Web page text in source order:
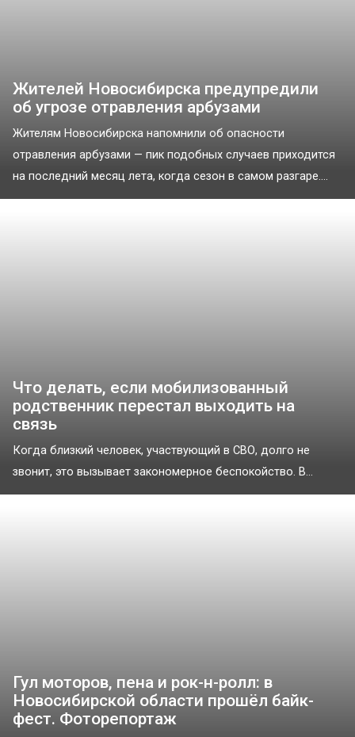
Жителей Новосибирска предупредили
об угрозе отравления арбузами
Жителям Новосибирска напомнили об опасности
отравления арбузами — пик подобных случаев приходится
на последний месяц лета, когда сезон в самом разгаре....
Что делать, если мобилизованный
родственник перестал выходить на
связь
Когда близкий человек, участвующий в СВО, долго не
звонит, это вызывает закономерное беспокойство. В...
Гул моторов, пена и рок-н-ролл: в
Новосибирской области прошёл байк-
фест. Фоторепортаж